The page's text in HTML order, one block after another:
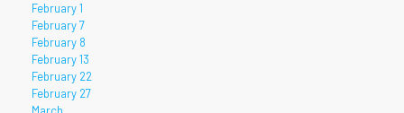
February 1
February 7
February 8
February 13
February 22
February 27